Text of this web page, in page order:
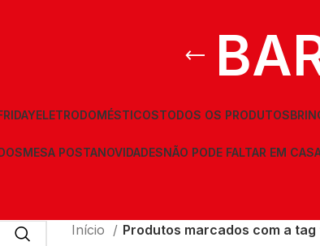
ELETRODOMÉSTICOSTODOS OS PRODUTOS
MESA POSTANOVIDADESNÃO PODE FALTAR EM
Início Produtos marcados com a tag